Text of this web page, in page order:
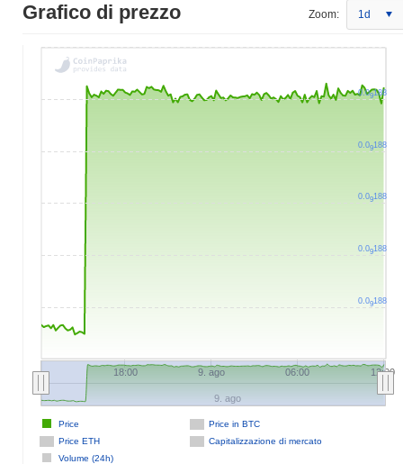
Grafico di prezzo Zoom: 1d
18:00 9. ago 06:00 12:00
Price in BTC
Price ETH
Capitalizzazione di mercato
Volume (24h)
Price
9. ago
0.09188
0.09188
0.09188
0.09188
0.09188